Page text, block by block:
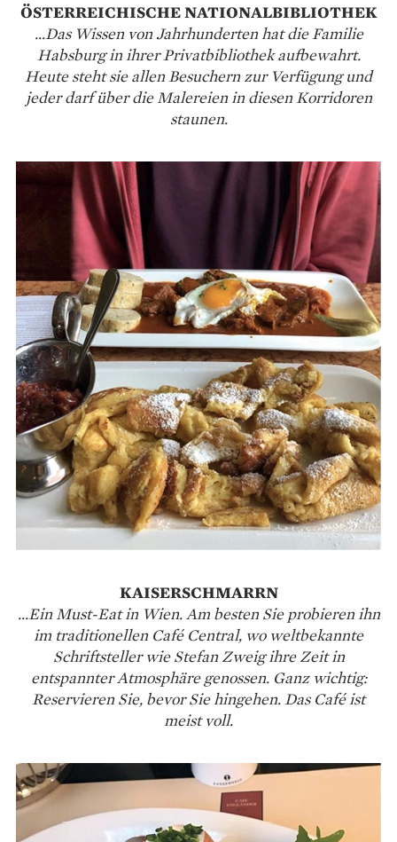
ÖSTERREICHISCHE NATIONALBIBLIOTHEK
...Das Wissen von Jahrhunderten hat die Familie
Habsburg in ihrer Privatbibliothek aufbewahrt.
Heute steht sie allen Besuchern zur Verfügung und
jeder darf über die Malereien in diesen Korridoren
staunen.
KAISERSCHMARRN
...Ein Must-Eat in Wien. Am besten Sie probieren ihn
im traditionellen Café Central, wo weltbekannte
Schriftsteller wie Stefan Zweig ihre Zeit in
entspannter Atmosphäre genossen. Ganz wichtig:
Reservieren Sie, bevor Sie hingehen. Das Café ist
meist voll.